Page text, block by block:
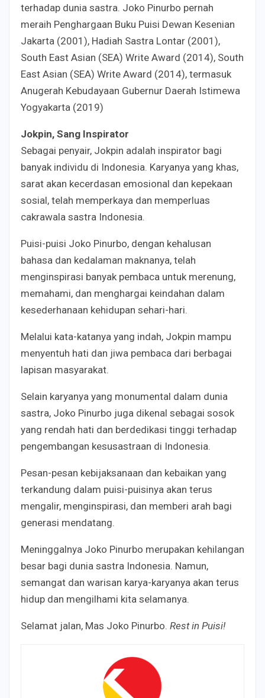
terhadap dunia sastra. Joko Pinurbo pernah
meraih Penghargaan Buku Puisi Dewan Kesenian
Jakarta (2001), Hadiah Sastra Lontar (2001),
South East Asian (SEA) Write Award (2014), South
East Asian (SEA) Write Award (2014), termasuk
Anugerah Kebudayaan Gubernur Daerah Istimewa
Yogyakarta (2019)
Jokpin, Sang Inspirator
Sebagai penyair, Jokpin adalah inspirator bagi
banyak individu di Indonesia. Karyanya yang khas,
sarat akan kecerdasan emosional dan kepekaan
sosial, telah memperkaya dan memperluas
cakrawala sastra Indonesia.
Puisi-puisi Joko Pinurbo, dengan kehalusan
bahasa dan kedalaman maknanya, telah
menginspirasi banyak pembaca untuk merenung,
memahami, dan menghargai keindahan dalam
kesederhanaan kehidupan sehari-hari.
Melalui kata-katanya yang indah, Jokpin mampu
menyentuh hati dan jiwa pembaca dari berbagai
lapisan masyarakat.
Selain karyanya yang monumental dalam dunia
sastra, Joko Pinurbo juga dikenal sebagai sosok
yang rendah hati dan berdedikasi tinggi terhadap
pengembangan kesusastraan di Indonesia.
Pesan-pesan kebijaksanaan dan kebaikan yang
terkandung dalam puisi-puisinya akan terus
mengalir, menginspirasi, dan memberi arah bagi
generasi mendatang.
Meninggalnya Joko Pinurbo merupakan kehilangan
besar bagi dunia sastra Indonesia. Namun,
semangat dan warisan karya-karyanya akan terus
hidup dan mengilhami kita selamanya.
Selamat jalan, Mas Joko Pinurbo. Rest in Puisi!